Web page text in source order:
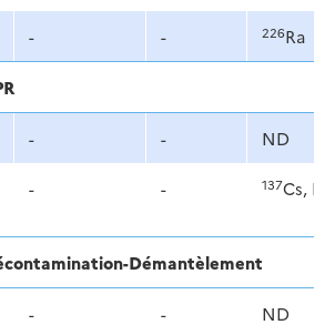
- - 226Ra
- - ND
- - 137Cs,
Démantèlement
- - ND